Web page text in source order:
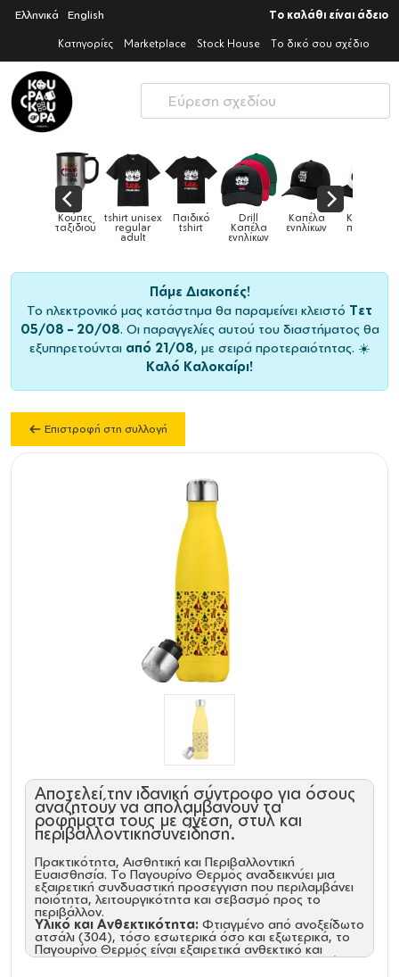
Ελληνικά English Το καλάθι είναι άδειο
Κατηγορίες Marketplace Stock House Το δικό σου σχέδιο
Παιδικό
tshirt
Drill
Καπέλα
ενηλίκων
Καπέλα
ενηλίκων
Καπέλα
παιδικά Κούπες Κούπες
ειδικές
Πάμε Διακοπές!
Το ηλεκτρονικό μας κατάστημα θα παραμείνει κλειστό Τετ
05/08 – 20/08. Οι παραγγελίες αυτού του διαστήματος θα
εξυπηρετούνται από 21/08, με σειρά προτεραιότητας. ☀️
Καλό Καλοκαίρι!
Επιστροφή στη συλλογή
Αποτελεί την ιδανική σύντροφο για όσους
αναζητούν να απολαμβάνουν τα
ροφήματά τους με άνεση, στυλ και
περιβαλλοντικήσυνείδηση.
Πρακτικότητα, Αισθητική και Περιβαλλοντική
Ευαισθησία. Το Παγουρίνο Θερμός αναδεικνύει μια
εξαιρετική συνδυαστική προσέγγιση που περιλαμβάνει
ποιότητα, λειτουργικότητα και σεβασμό προς το
περιβάλλον.
Υλικό και Ανθεκτικότητα: Φτιαγμένο από ανοξείδωτο
ατσάλι (304), τόσο εσωτερικά όσο και εξωτερικά, το
Παγουρίνο Θερμός είναι εξαιρετικά ανθεκτικό και
απαλλαγμένο από ουσίες BPA. Αυτή η επιλογή υλικών